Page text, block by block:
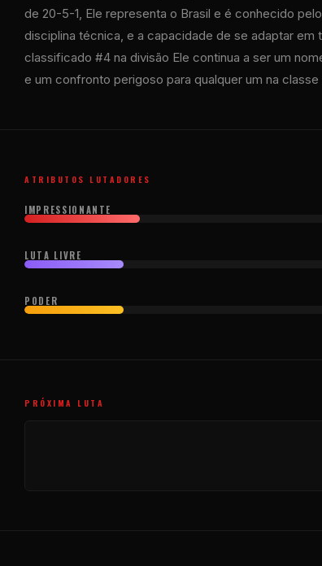
de 20-5-1, Ele representa o Brasil e é conhecido
disciplina técnica, e a capacidade de se adaptar
classificado #4 na divisão Ele continua a ser um
e um confronto perigoso para qualquer um na
ATRIBUTOS LUTADORES
IMPRESSIONANTE
LUTA LIVRE
PODER
PRÓXIMA LUTA